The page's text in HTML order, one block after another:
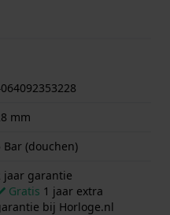
mm
Bar (douchen)
jaar garantie
Gratis 1 jaar extra
bij Horloge.nl